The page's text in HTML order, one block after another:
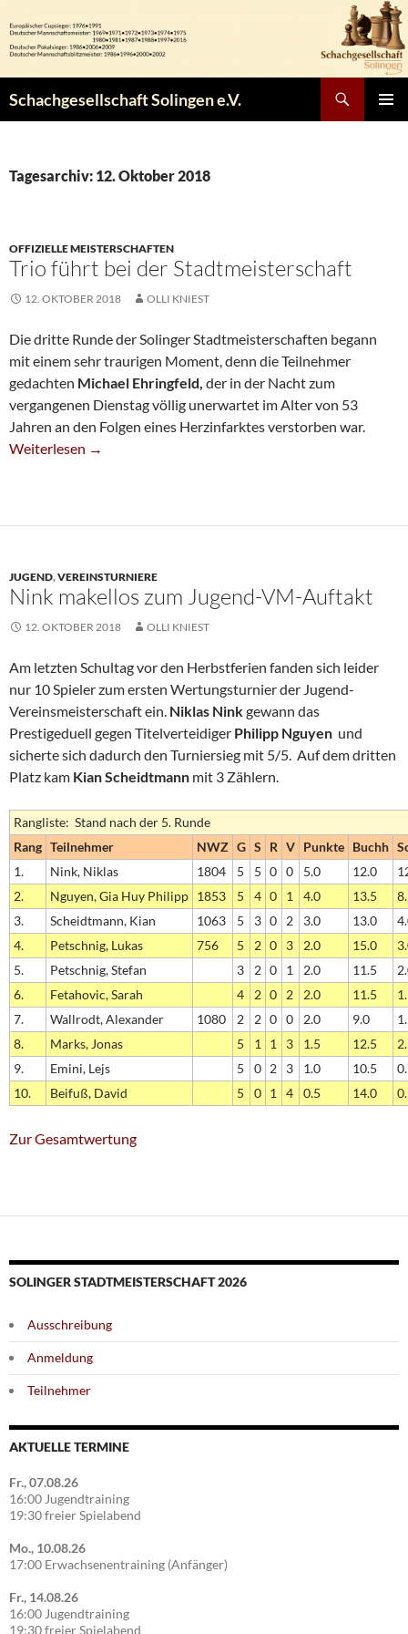
Inhalt
springen
Schachgesellschaft Solingen e.V.
Tagesarchiv: 12. Oktober 2018
OFFIZIELLE MEISTERSCHAFTEN
Trio führt bei der Stadtmeisterschaft
12. OKTOBER 2018 OLLI KNIEST
Die dritte Runde der Solinger Stadtmeisterschaften begann
mit einem sehr traurigen Moment, denn die Teilnehmer
gedachten Michael Ehringfeld, der in der Nacht zum
vergangenen Dienstag völlig unerwartet im Alter von 53
Jahren an den Folgen eines Herzinfarktes verstorben war.
Trio Führt Bei Der Stadtmeisterschaft
Weiterlesen →
JUGEND,VEREINSTURNIERE
Nink makellos zum Jugend-VM-Auftakt
12. OKTOBER 2018 OLLI KNIEST
Am letzten Schultag vor den Herbstferien fanden sich leider
nur 10 Spieler zum ersten Wertungsturnier der Jugend-
Vereinsmeisterschaft ein. Niklas Ninkgewann das
Prestigeduell gegen Titelverteidiger Philipp Nguyen und
sicherte sich dadurch den Turniersieg mit 5/5. Auf dem dritten
Platz kam Kian Scheidtmann mit 3 Zählern.
Rangliste: Stand nach der 5. Runde
Rang Teilnehmer NWZ G S R V Punkte Buchh
1.
Nink, Niklas 1804 5 5 0 0 5.0 12.0
2.
Nguyen, Gia Huy Philipp 1853 5 4 0 1 4.0 13.5
3.
Scheidtmann, Kian 1063 5 3 0 2 3.0 13.0
4.
Petschnig, Lukas 756 5 2 0 3 2.0 15.0
5.
Petschnig, Stefan 3 2 0 1 2.0 11.5
6.
Fetahovic, Sarah 4 2 0 2 2.0 11.5
7.
Wallrodt, Alexander 1080 2 2 0 0 2.0 9.0
8.
Marks, Jonas 5 1 1 3 1.5 12.5
9.
Emini, Lejs 5 0 2 3 1.0 10.5
10.
Beifuß, David 5 0 1 4 0.5 14.0
Zur Gesamtwertung
SOLINGER STADTMEISTERSCHAFT 2026
Ausschreibung
Anmeldung
Teilnehmer
AKTUELLE TERMINE
Fr., 07.08.26
16:00 Jugendtraining
19:30 freier Spielabend
Mo., 10.08.26
17:00 Erwachsenentraining (Anfänger)
Fr., 14.08.26
16:00 Jugendtraining
19:30 freier Spielabend